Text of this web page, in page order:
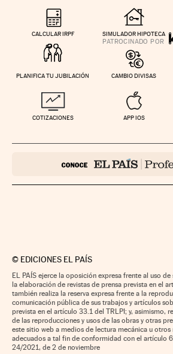
CALCULAR IRPF SIMULADOR HIPOTECA
PLANIFICA TU JUBILACIÓN CAMBIO DIVISAS
COTIZACIONES APP IOS
© EDICIONES EL PAÍS
EL PAÍS ejerce la oposición expresa frente al uso
la elaboración de revistas de prensa prevista en el
también realiza la reserva expresa frente a la
comunicación pública de sus trabajos y artículos
prevista en el artículo 33.1 del TRLPI; y, asimismo,
de las reproducciones y usos de las obras y otras
este sitio web a medios de lectura mecánica u otros
adecuados a tal fin de conformidad con el artículo
24/2021, de 2 de noviembre